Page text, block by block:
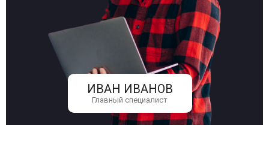
ИВАН ИВАНОВ
Главный специалист